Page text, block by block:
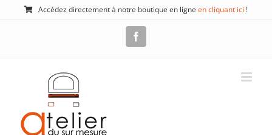
Passer
Accédez directement à notre boutique en ligne en cliquant ici !